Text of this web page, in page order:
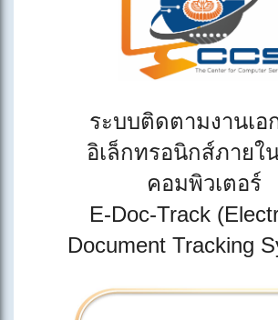
ระบบติดตามงานเอ
อิเล็กทรอนิกส์ภายใ
คอมพิวเตอร์
E-Doc-Track
Document Tracking